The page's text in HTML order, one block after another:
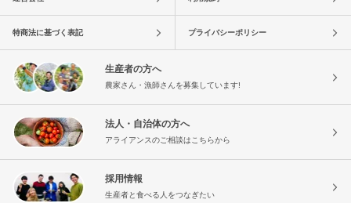
特商法に基づく表記 プライバシーポリシー
生産者の方へ
農家さん・漁師さんを募集しています!
法人・自治体の方へ
アライアンスのご相談はこちらから
採用情報
生産者と食べる人をつなぎたい